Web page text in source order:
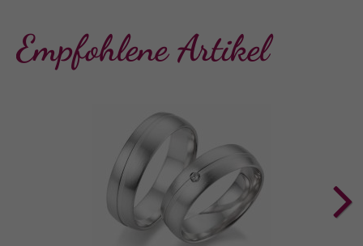
Empfohlene Artikel